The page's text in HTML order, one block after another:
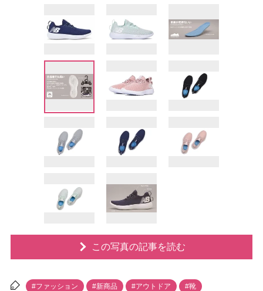
この写真の記事を読む
#ファッション #新商品 #アウトドア #靴